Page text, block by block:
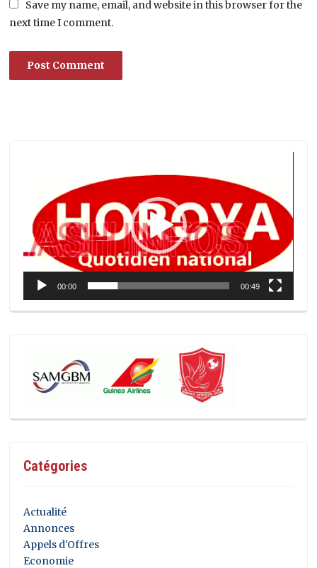
Save my name, email, and website in this browser for the
next time I comment.
00:00 00:49
Catégories
Actualité
Annonces
Appels d'Offres
Economie